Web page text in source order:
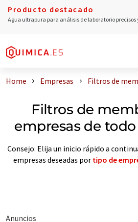
Producto destacado
Agua ultrapura para análisis de laboratorio precisos
Home Empresas Filtros de
Filtros de
empresas de
Consejo: Elija un inicio rápido a
empresas deseadas por tipo de
Anuncios